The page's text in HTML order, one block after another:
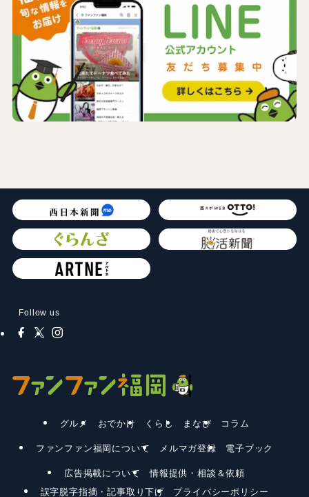
Follow us
グルメ おでかけ くらし まなび コラム
ファンファン福岡について メルマガ登録 電子ブック
広告掲載について
情報提供・相談＆依頼
誤字脱字指摘・記事取り下げ
プライバシーポリシー